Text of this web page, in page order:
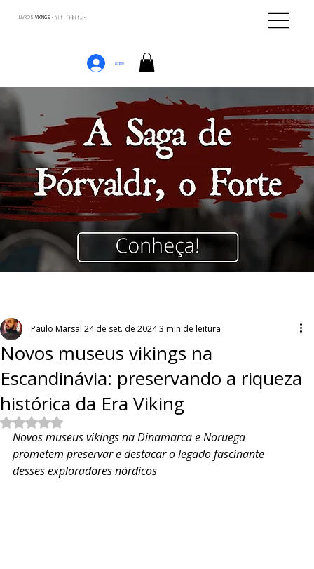
LIVROS VIKINGS · ᚢᛁᚴᛁᚴᛅᛒᛅᚴᛦ ·
Login
Novos museus vikings na
Escandinávia: preservando a riqueza
histórica da Era Viking
Paulo Marsal 24 de set. de 20243 min de leitura
Avaliado com NaN de 5 estrelas.
Novos museus vikings na Dinamarca e Noruega
prometem preservar e destacar o legado fascinante
desses exploradores nórdicos